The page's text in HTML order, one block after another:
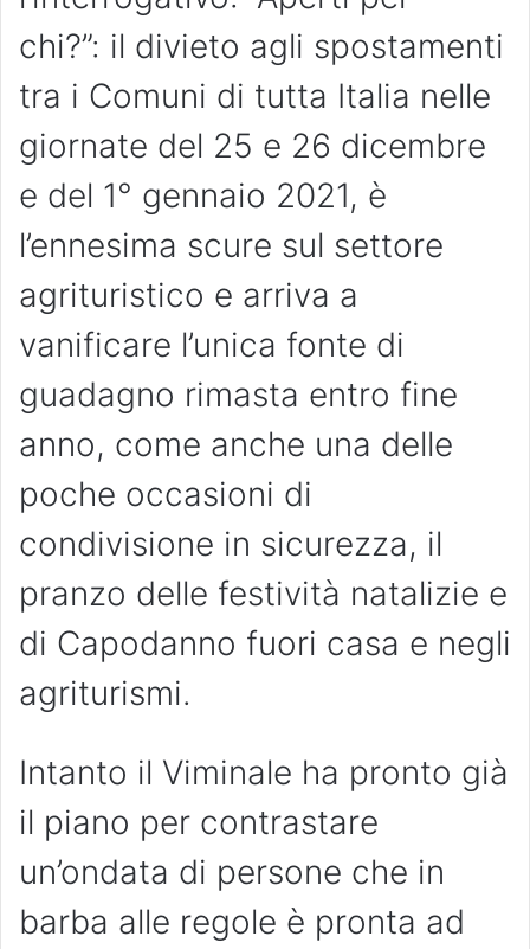
chi?”: il divieto agli spostamenti
tra i Comuni di tutta Italia nelle
giornate del 25 e 26 dicembre
e del 1° gennaio 2021, è
l’ennesima scure sul settore
agrituristico e arriva a
vanificare l’unica fonte di
guadagno rimasta entro fine
anno, come anche una delle
poche occasioni di
condivisione in sicurezza, il
pranzo delle festività natalizie e
di Capodanno fuori casa e negli
agriturismi.
Intanto il Viminale ha pronto già
il piano per contrastare
un’ondata di persone che in
barba alle regole è pronta ad